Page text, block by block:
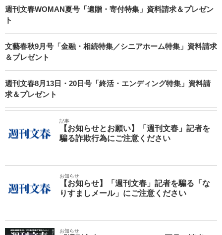
週刊文春WOMAN夏号「遺贈・寄付特集」資料請求＆プレゼン
ト
文藝春秋9月号「金融・相続特集／シニアホーム特集」資料請求
＆プレゼント
週刊文春8月13日・20日号「終活・エンディング特集」資料請
求＆プレゼント
記事
【お知らせとお願い】「週刊文春」記者を
騙る詐欺行為にご注意ください
お知らせ
【お知らせ】「週刊文春」記者を騙る「な
りすましメール」にご注意ください
お知らせ